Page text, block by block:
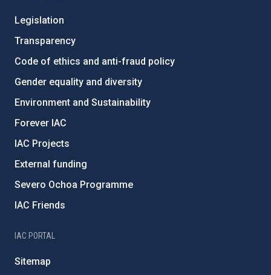
Legislation
Transparency
Code of ethics and anti-fraud policy
Gender equality and diversity
Environment and Sustainability
Forever IAC
IAC Projects
External funding
Severo Ochoa Programme
IAC Friends
IAC PORTAL
Sitemap